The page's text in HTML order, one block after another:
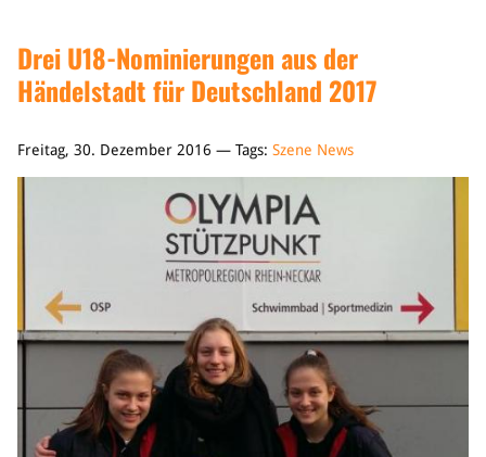
Drei U18-Nominierungen aus der
Händelstadt für Deutschland 2017
Freitag, 30. Dezember 2016 — Tags: Szene News